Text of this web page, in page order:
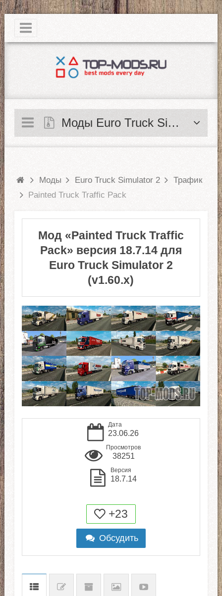
|
Моды Euro Truck Simulator 2
Моды Euro Truck Simulator 2
Трафик
Painted Truck Traffic Pack
Мод «Painted Truck Traffic
Pack» версия 18.7.14 для
Euro Truck Simulator 2
(v1.60.x)
Дата
23.06.26
Просмотров
38251
Версия
18.7.14
+23
Обсудить